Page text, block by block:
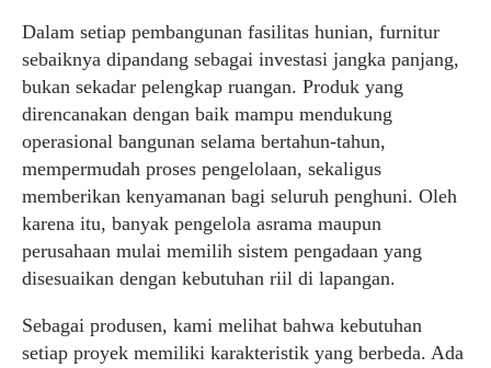
Dalam setiap pembangunan fasilitas hunian, furnitur
sebaiknya dipandang sebagai investasi jangka panjang,
bukan sekadar pelengkap ruangan. Produk yang
direncanakan dengan baik mampu mendukung
operasional bangunan selama bertahun-tahun,
mempermudah proses pengelolaan, sekaligus
memberikan kenyamanan bagi seluruh penghuni. Oleh
karena itu, banyak pengelola asrama maupun
perusahaan mulai memilih sistem pengadaan yang
disesuaikan dengan kebutuhan riil di lapangan.
Sebagai produsen, kami melihat bahwa kebutuhan
setiap proyek memiliki karakteristik yang berbeda. Ada